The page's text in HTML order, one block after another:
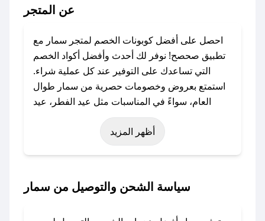
عن المتجر
احصل على أفضل كوبونات الخصم لمتجر سمار مع
تطبيق صحصح! نوفر لك أحدث وأفضل أكواد الخصم
التي تساعدك على التوفير عند كل عملية شراء.
استمتع بعروض وخصومات حصرية من سمار طوال
العام، سواءً في المناسبات مثل عيد الفطر، عيد
الأضحى، الجمعة البيضاء (شهر نوفمبر)، رمضان،
اليوم الوطني، يوم التأسيس، أو حتى عروض خاصة
باستخدام تطبيق صحصح، يمكنك العثور بسهولة على
أظهر المزيد
سياسة الشحن والتوصيل من سمار